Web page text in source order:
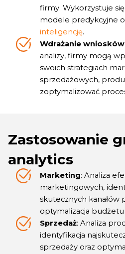
firmy. Wykorzystuje
modele predykcyjne
inteligencję.
Wdrażanie wniosków
analizy, firmy mogą
swoich strategiach
sprzedażowych,
zoptymalizować
Zastosowanie
analytics
Marketing: Analiza
marketingowych,
skutecznych kanałów
optymalizacja
Sprzedaż: Analiza
identyfikacja
sprzedaży oraz